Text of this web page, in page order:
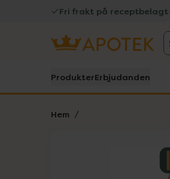
Fri frakt på receptbelagt
ProdukterErbjudanden
Hem
Lista: .